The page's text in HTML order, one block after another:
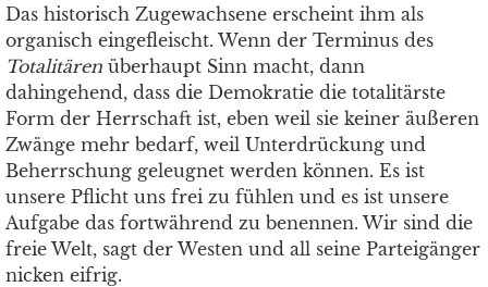
Das historisch Zugewachsene erscheint ihm als
organisch eingefleischt. Wenn der Terminus des
Totalitären überhaupt Sinn macht, dann
dahingehend, dass die Demokratie die totalitärste
Form der Herrschaft ist, eben weil sie keiner äußeren
Zwänge mehr bedarf, weil Unterdrückung und
Beherrschung geleugnet werden können. Es ist
unsere Pflicht uns frei zu fühlen und es ist unsere
Aufgabe das fortwährend zu benennen. Wir sind die
freie Welt, sagt der Westen und all seine Parteigänger
nicken eifrig.